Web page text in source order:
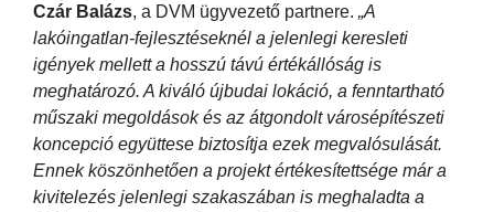
Czár Balázs, a DVM ügyvezető partnere. „A
lakóingatlan-fejlesztéseknél a jelenlegi keresleti
igények mellett a hosszú távú értékállóság is
meghatározó. A kiváló újbudai lokáció, a fenntartható
műszaki megoldások és az átgondolt városépítészeti
koncepció együttese biztosítja ezek megvalósulását.
Ennek köszönhetően a projekt értékesítettsége már a
kivitelezés jelenlegi szakaszában is meghaladta a